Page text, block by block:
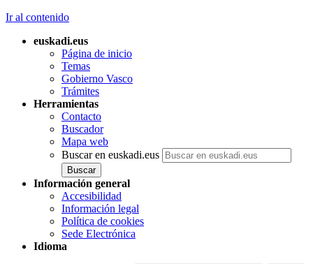
Ir al contenido
euskadi.eus
Página de inicio
Temas
Gobierno Vasco
Trámites
Herramientas
Contacto
Buscador
Mapa web
Buscar en euskadi.eus
Información general
Accesibilidad
Información legal
Política de cookies
Sede Electrónica
Idioma